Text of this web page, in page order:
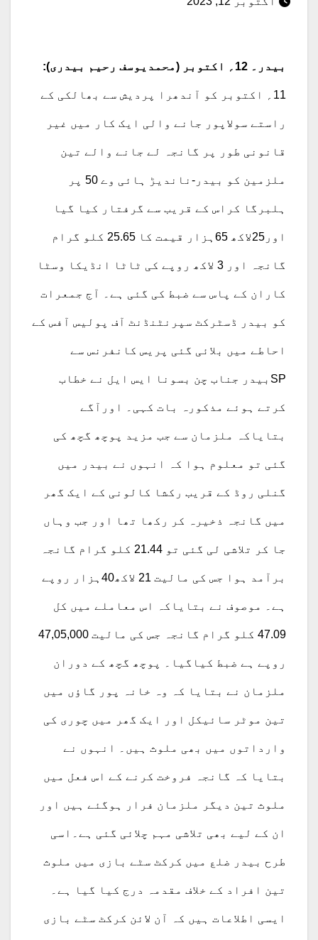
بیدر۔ 12؍ اکتوبر (محمدیوسف رحیم بیدری):
11؍ اکتوبر کو آندھرا پردیش سے بھالکی کے
راستے سولاپور جانے والی ایک کار میں غیر
قانونی طور پر گانجہ لے جانے والے تین
ملزمین کو بیدر-ناندیڑ ہائی وے 50 پر
ہلبرگا کراس کے قریب سے گرفتار کیا گیا
اور25لاکھ 65ہزار قیمت کا 25.65 کلو گرام
گانجہ اور 3 لاکھ روپے کی ٹاٹا انڈیکا وسٹا
کاران کے پاس سے ضبط کی گئی ہے۔ آج جمعرات
کو بیدر ڈسٹرکٹ سپرنٹنڈنٹ آف پولیس آفس کے
احاطے میں بلائی گئی پریس کانفرنس سے
SPبیدر جناب چن بسونا ایس ایل نے خطاب
کرتے ہوئے مذکورہ بات کہی۔ اورآگے
بتایاکہ ملزمان سے جب مزید پوچھ گچھ کی
گئی تو معلوم ہوا کہ انہوں نے بیدر میں
گنلی روڈ کے قریب رکشا کالونی کے ایک گھر
میں گانجہ ذخیرہ کر رکھا تھا اور جب وہاں
جا کر تلاشی لی گئی تو 21.44 کلو گرام گانجہ
برآمد ہوا جس کی مالیت 21 لاکھ40ہزار روپے
ہے۔ موصوف نے بتایاکہ اس معاملے میں کل
47.09 کلو گرام گانجہ جس کی مالیت 47,05,000
روپے ہے ضبط کیاگیا۔ پوچھ گچھ کے دوران
ملزمان نے بتایا کہ وہ خانہ پور گاؤں میں
تین موٹر سائیکل اور ایک گھر میں چوری کی
وارداتوں میں بھی ملوث ہیں۔ انہوں نے
بتایا کہ گانجہ فروخت کرنے کے اس فعل میں
ملوث تین دیگر ملزمان فرار ہوگئے ہیں اور
ان کے لیے بھی تلاشی مہم چلائی گئی ہے۔اسی
طرح بیدر ضلع میں کرکٹ سٹے بازی میں ملوث
تین افراد کے خلاف مقدمہ درج کیا گیا ہے۔
ایسی اطلاعات ہیں کہ آن لائن کرکٹ سٹے بازی